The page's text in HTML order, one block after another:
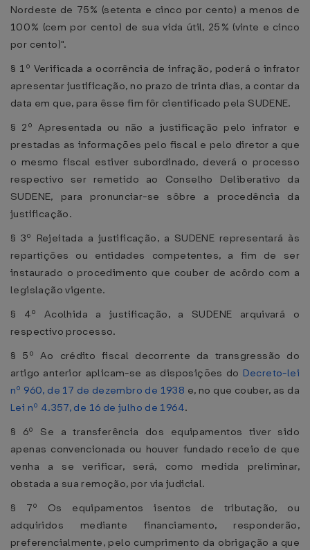
Nordeste de 75% (setenta e cinco por cento) a menos de
100% (cem por cento) de sua vida útil, 25% (vinte e cinco
por cento)".
§ 1º Verificada a ocorrência de infração, poderá o infrator
apresentar justificação, no prazo de trinta dias, a contar da
data em que, para êsse fim fôr cientificado pela SUDENE.
§ 2º Apresentada ou não a justificação pelo infrator e
prestadas as informações pelo fiscal e pelo diretor a que
o mesmo fiscal estiver subordinado, deverá o processo
respectivo ser remetido ao Conselho Deliberativo da
SUDENE, para pronunciar-se sôbre a procedência da
justificação.
§ 3º Rejeitada a justificação, a SUDENE representará às
repartições ou entidades competentes, a fim de ser
instaurado o procedimento que couber de acôrdo com a
legislação vigente.
§ 4º Acolhida a justificação, a SUDENE arquivará o
respectivo processo.
§ 5º Ao crédito fiscal decorrente da transgressão do
artigo anterior aplicam-se as disposições do Decreto-lei
nº 960, de 17 de dezembro de 1938 e, no que couber, as da
Lei nº 4.357, de 16 de julho de 1964.
§ 6º Se a transferência dos equipamentos tiver sido
apenas convencionada ou houver fundado receio de que
venha a se verificar, será, como medida preliminar,
obstada a sua remoção, por via judicial.
§ 7º Os equipamentos isentos de tributação, ou
adquiridos mediante financiamento, responderão,
preferencialmente, pelo cumprimento da obrigação a que